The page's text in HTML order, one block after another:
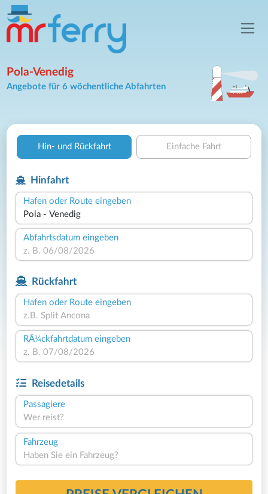
Pola-Venedig
Angebote für 6 wöchentliche Abfahrten
Hin- und Rückfahrt Einfache Fahrt
Hinfahrt
Hafen oder Route eingeben
Abfahrtsdatum eingeben
Rückfahrt
Hafen oder Route eingeben
RÃ¼ckfahrtdatum eingeben
Reisedetails
Passagiere
Wer reist?
Fahrzeug
Haben Sie ein Fahrzeug?